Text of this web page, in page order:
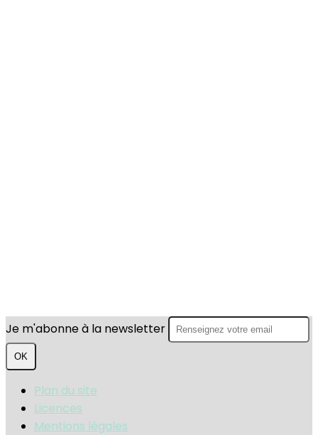
Je m'abonne à la newsletter
OK
Plan du site
Licences
Mentions légales